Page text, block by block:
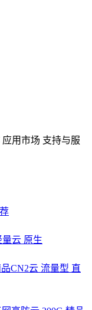
应用市场 支持与服
量云 原生
CN2云 流量型 直